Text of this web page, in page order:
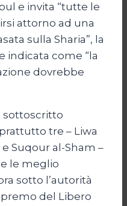
e invita “tutte le
attorno ad una
sulla Sharia”, la
indicata come “la
dovrebbe
sottoscritto
tre – Liwa
Suqour al-Sham –
le meglio
sotto l’autorità
del Libero